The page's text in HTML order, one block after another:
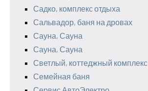
Садко, комплекс отдыха
Сальвадор, баня на дровах
Сауна, Сауна
Сауна, Сауна
Светлый, коттеджный комплекс
Семейная баня